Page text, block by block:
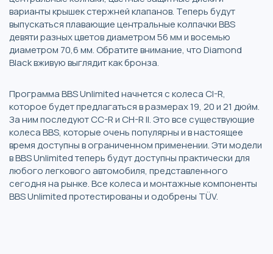
варианты крышек стержней клапанов. Теперь будут
выпускаться плавающие центральные колпачки BBS
девяти разных цветов диаметром 56 мм и восемью
диаметром 70,6 мм. Обратите внимание, что Diamond
Black вживую выглядит как бронза.
Программа BBS Unlimited начнется с колеса CI-R,
которое будет предлагаться в размерах 19, 20 и 21 дюйм.
За ним последуют CC-R и CH-R II. Это все существующие
колеса BBS, которые очень популярны и в настоящее
время доступны в ограниченном применении. Эти модели
в BBS Unlimited теперь будут доступны практически для
любого легкового автомобиля, представленного
сегодня на рынке. Все колеса и монтажные компоненты
BBS Unlimited протестированы и одобрены TÜV.